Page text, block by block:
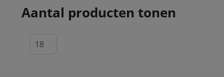
Aantal producten tonen